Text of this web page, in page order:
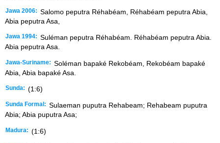
Jawa 2006: Salomo peputra Réhabéam, Réhabéam peputra Abia,
Abia peputra Asa,
Jawa 1994: Suléman peputra Réhabéam. Réhabéam peputra Abia.
Abia peputra Asa.
Jawa-Suriname: Soléman bapaké Rekobéam, Rekobéam bapaké
Abia, Abia bapaké Asa.
Sunda: (1:6)
Sunda Formal: Sulaeman puputra Rehabeam; Rehabeam puputra
Abia; Abia puputra Asa;
Madura: (1:6)